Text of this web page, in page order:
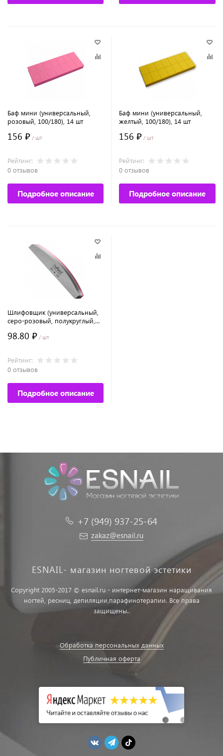
Баф мини (универсальный,
розовый, 100/180), 14 шт
156 ₽ / шт
Рейтинг:
0 отзывов
Подробное описание
Баф мини (универсальный,
желтый, 100/180), 14 шт
156 ₽ / шт
Рейтинг:
0 отзывов
Подробное описание
Шлифовщик (универсальный,
серо-розовый, полукруглый,
98.80 ₽ / шт
Рейтинг:
0 отзывов
Подробное описание
+7 (949) 937-25-64
zakaz@esnail.ru
ESNAIL- магазин ногтевой эстетики
Copyright 2005-2017 © esnail.ru - интернет-магазин наращивания
ногтей, ресниц, депиляции,парафинотерапии. Все права
защищены..
Обработка персональных данных
Публичная оферта